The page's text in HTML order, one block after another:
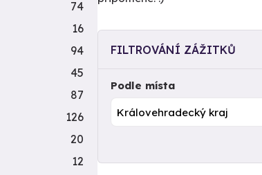
FILTROVÁNÍ ZÁŽITKŮ
Podle místa
74
16
94
45
87
126
20
12